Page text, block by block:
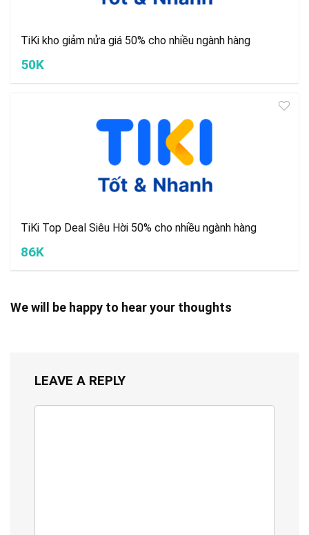
TiKi kho giảm nửa giá 50% cho nhiều ngành hàng
50K
TiKi Top Deal Siêu Hời 50% cho nhiều ngành hàng
86K
We will be happy to hear your thoughts
LEAVE A REPLY